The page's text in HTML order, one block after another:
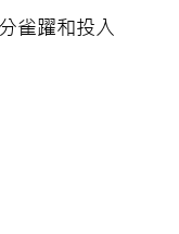
雀躍和投入